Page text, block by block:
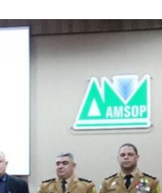
CIENTÍFICA,
REVISTAS
JUSTIÇA
EDITAIS
ELEIÇÕES
ATAS
MASTERCLIN -
DESCONTOS